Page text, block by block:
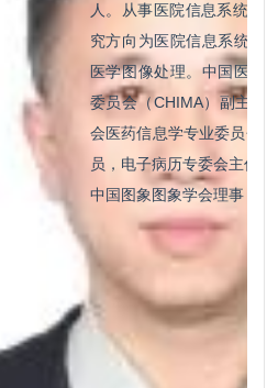
人。从事医院信息系统建
究方向为医院信息系统、
医学图像处理。中国医院
委员会（CHIMA）副主任
会医药信息学专业委员会
员，电子病历专委会主任委
中国图象图象学会理事